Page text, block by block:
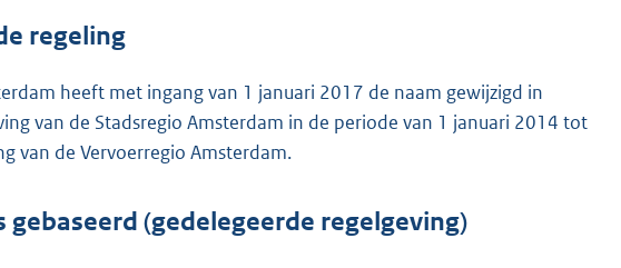
regeling
heeft met ingang van 1 januari 2017 de naam gewijzigd in
van de Stadsregio Amsterdam in de periode van 1 januari 2014 tot
van de Vervoerregio Amsterdam.
gebaseerd (gedelegeerde regelgeving)